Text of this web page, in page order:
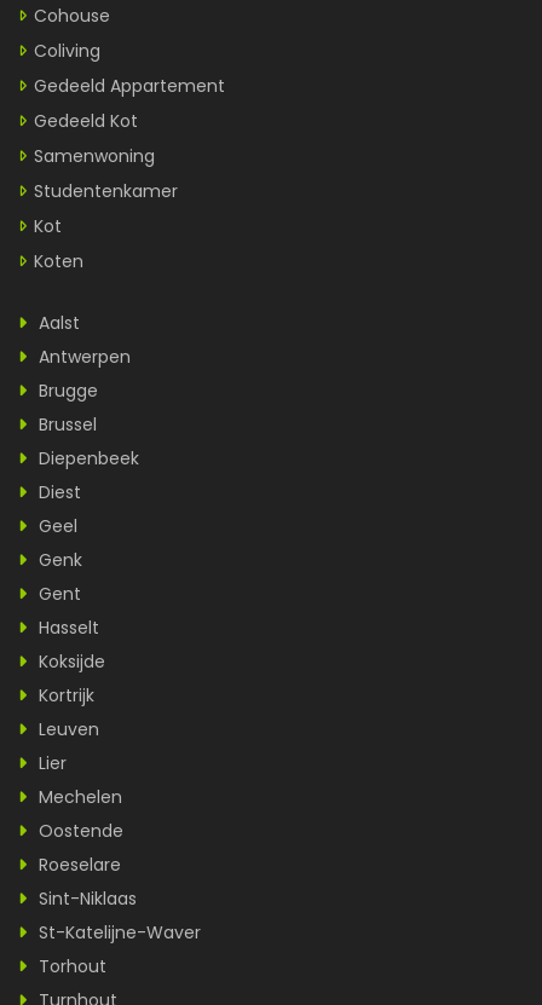
Cohouse
Coliving
Gedeeld Appartement
Gedeeld Kot
Samenwoning
Studentenkamer
Kot
Koten
Aalst
Antwerpen
Brugge
Brussel
Diepenbeek
Diest
Geel
Genk
Gent
Hasselt
Koksijde
Kortrijk
Leuven
Lier
Mechelen
Oostende
Roeselare
Sint-Niklaas
St-Katelijne-Waver
Torhout